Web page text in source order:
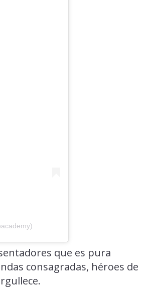
que es pura
consagradas, héroes de